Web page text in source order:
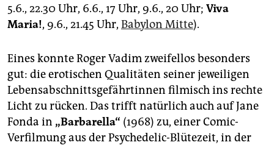
5.6., 22.30 Uhr, 6.6., 17 Uhr, 9.6., 20 Uhr; Viva
Maria!, 9.6., 21.45 Uhr, Babylon Mitte).
Eines konnte Roger Vadim zweifellos besonders
gut: die erotischen Qualitäten seiner jeweiligen
Lebensabschnittsgefährtinnen filmisch ins rechte
Licht zu rücken. Das trifft natürlich auch auf Jane
Fonda in „Barbarella“ (1968) zu, einer Comic-
Verfilmung aus der Psychedelic-Blütezeit, in der